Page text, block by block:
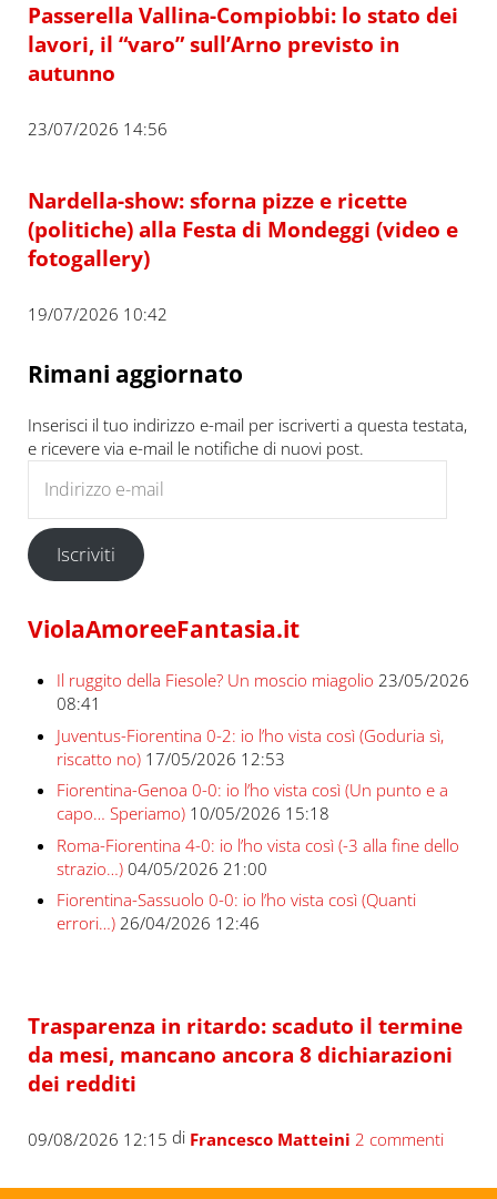
Passerella Vallina-Compiobbi: lo stato dei
lavori, il “varo” sull’Arno previsto in
autunno
23/07/2026 14:56
Nardella-show: sforna pizze e ricette
(politiche) alla Festa di Mondeggi (video e
fotogallery)
19/07/2026 10:42
Rimani aggiornato
Inserisci il tuo indirizzo e-mail per iscriverti a questa testata,
e ricevere via e-mail le notifiche di nuovi post.
Iscriviti
ViolaAmoreeFantasia.it
Il ruggito della Fiesole? Un moscio miagolio 23/05/2026
08:41
Juventus-Fiorentina 0-2: io l’ho vista così (Goduria sì,
riscatto no) 17/05/2026 12:53
Fiorentina-Genoa 0-0: io l’ho vista così (Un punto e a
capo… Speriamo) 10/05/2026 15:18
Roma-Fiorentina 4-0: io l’ho vista così (-3 alla fine dello
strazio…) 04/05/2026 21:00
Fiorentina-Sassuolo 0-0: io l’ho vista così (Quanti
errori…) 26/04/2026 12:46
Trasparenza in ritardo: scaduto il termine
da mesi, mancano ancora 8 dichiarazioni
dei redditi
09/08/2026 12:15 di Francesco Matteini 2 commenti